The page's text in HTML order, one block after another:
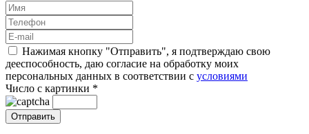
Нажимая кнопку "Отправить", я подтверждаю свою
дееспособность, даю согласие на обработку моих
персональных данных в соответствии с условиями
Число с картинки *